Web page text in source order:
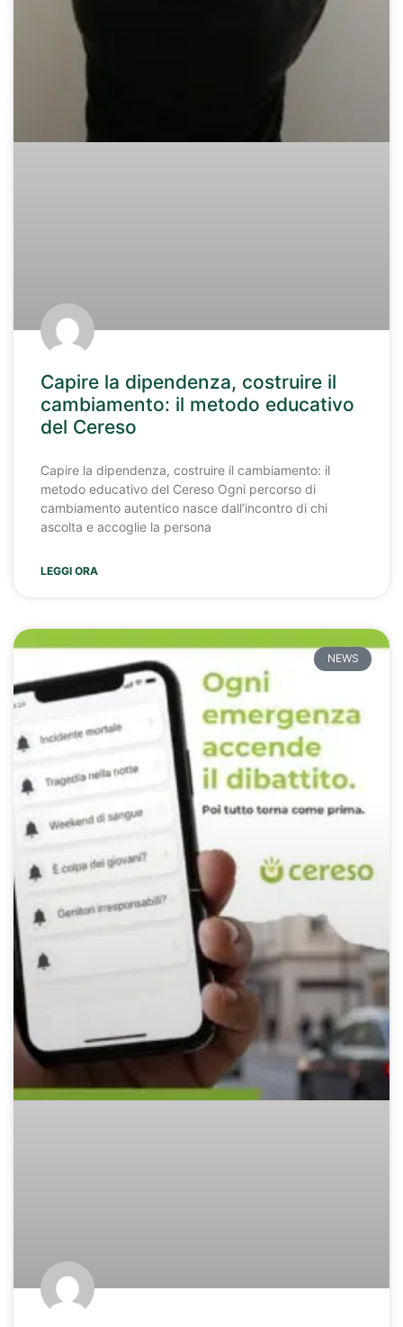
Capire la dipendenza, costruire il
cambiamento: il metodo educativo
del Cereso
Capire la dipendenza, costruire il cambiamento: il
metodo educativo del Cereso Ogni percorso di
cambiamento autentico nasce dall’incontro di chi
ascolta e accoglie la persona
LEGGI ORA
NEWS